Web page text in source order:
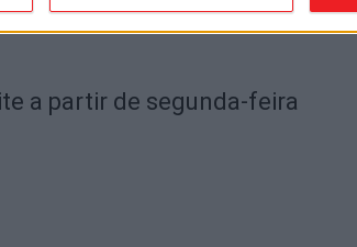
a partir de segunda-feira